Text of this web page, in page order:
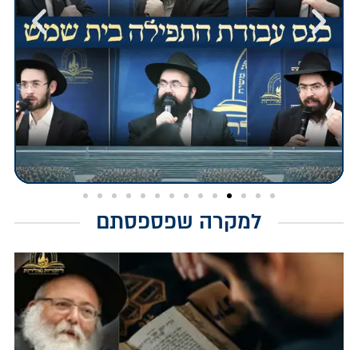
למקרה שפספסתם